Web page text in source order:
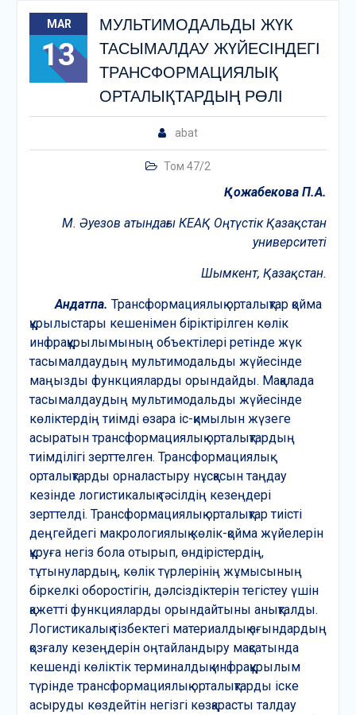
MAR
13
МУЛЬТИМОДАЛЬДЫ ЖҮК
ТАСЫМАЛДАУ ЖҮЙЕСІНДЕГІ
ТРАНСФОРМАЦИЯЛЫҚ
ОРТАЛЫҚТАРДЫҢ РӨЛІ
abat
Том 47/2
Қожабекова П.А.
М. Әуезов атындағы КЕАҚ Оңтүстік Қазақстан
университеті
Шымкент, Қазақстан.
Андатпа. Трансформациялық орталықтар қойма
құрылыстары кешенімен біріктірілген көлік
инфрақұрылымының объектілері ретінде жүк
тасымалдаудың мультимодальды жүйесінде
маңызды функцияларды орындайды. Мақалада
тасымалдаудың мультимодальды жүйесінде
көліктердің тиімді өзара іс-қимылын жүзеге
асыратын трансформациялық орталықтардың
тиімділігі зерттелген. Трансформациялық
орталықтарды орналастыру нұсқасын таңдау
кезінде логистикалық тәсілдің кезеңдері
зерттелді. Трансформациялық орталықтар тиісті
деңгейдегі макрологиялық көлік-қойма жүйелерін
құруға негіз бола отырып, өндірістердің,
тұтынулардың, көлік түрлерінің жұмысының
біркелкі оборостігін, дәлсіздіктерін тегістеу үшін
қажетті функцияларды орындайтыны анықталды.
Логистикалық тізбектегі материалдық ағындардың
қозғалу кезеңдерін оңтайландыру мақсатында
кешенді көліктік терминалдық инфрақұрылым
түрінде трансформациялық орталықтарды іске
асыруды көздейтін негізгі көзқарасты талдау